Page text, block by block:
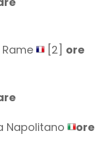
[2] ore
Napolitano
ore